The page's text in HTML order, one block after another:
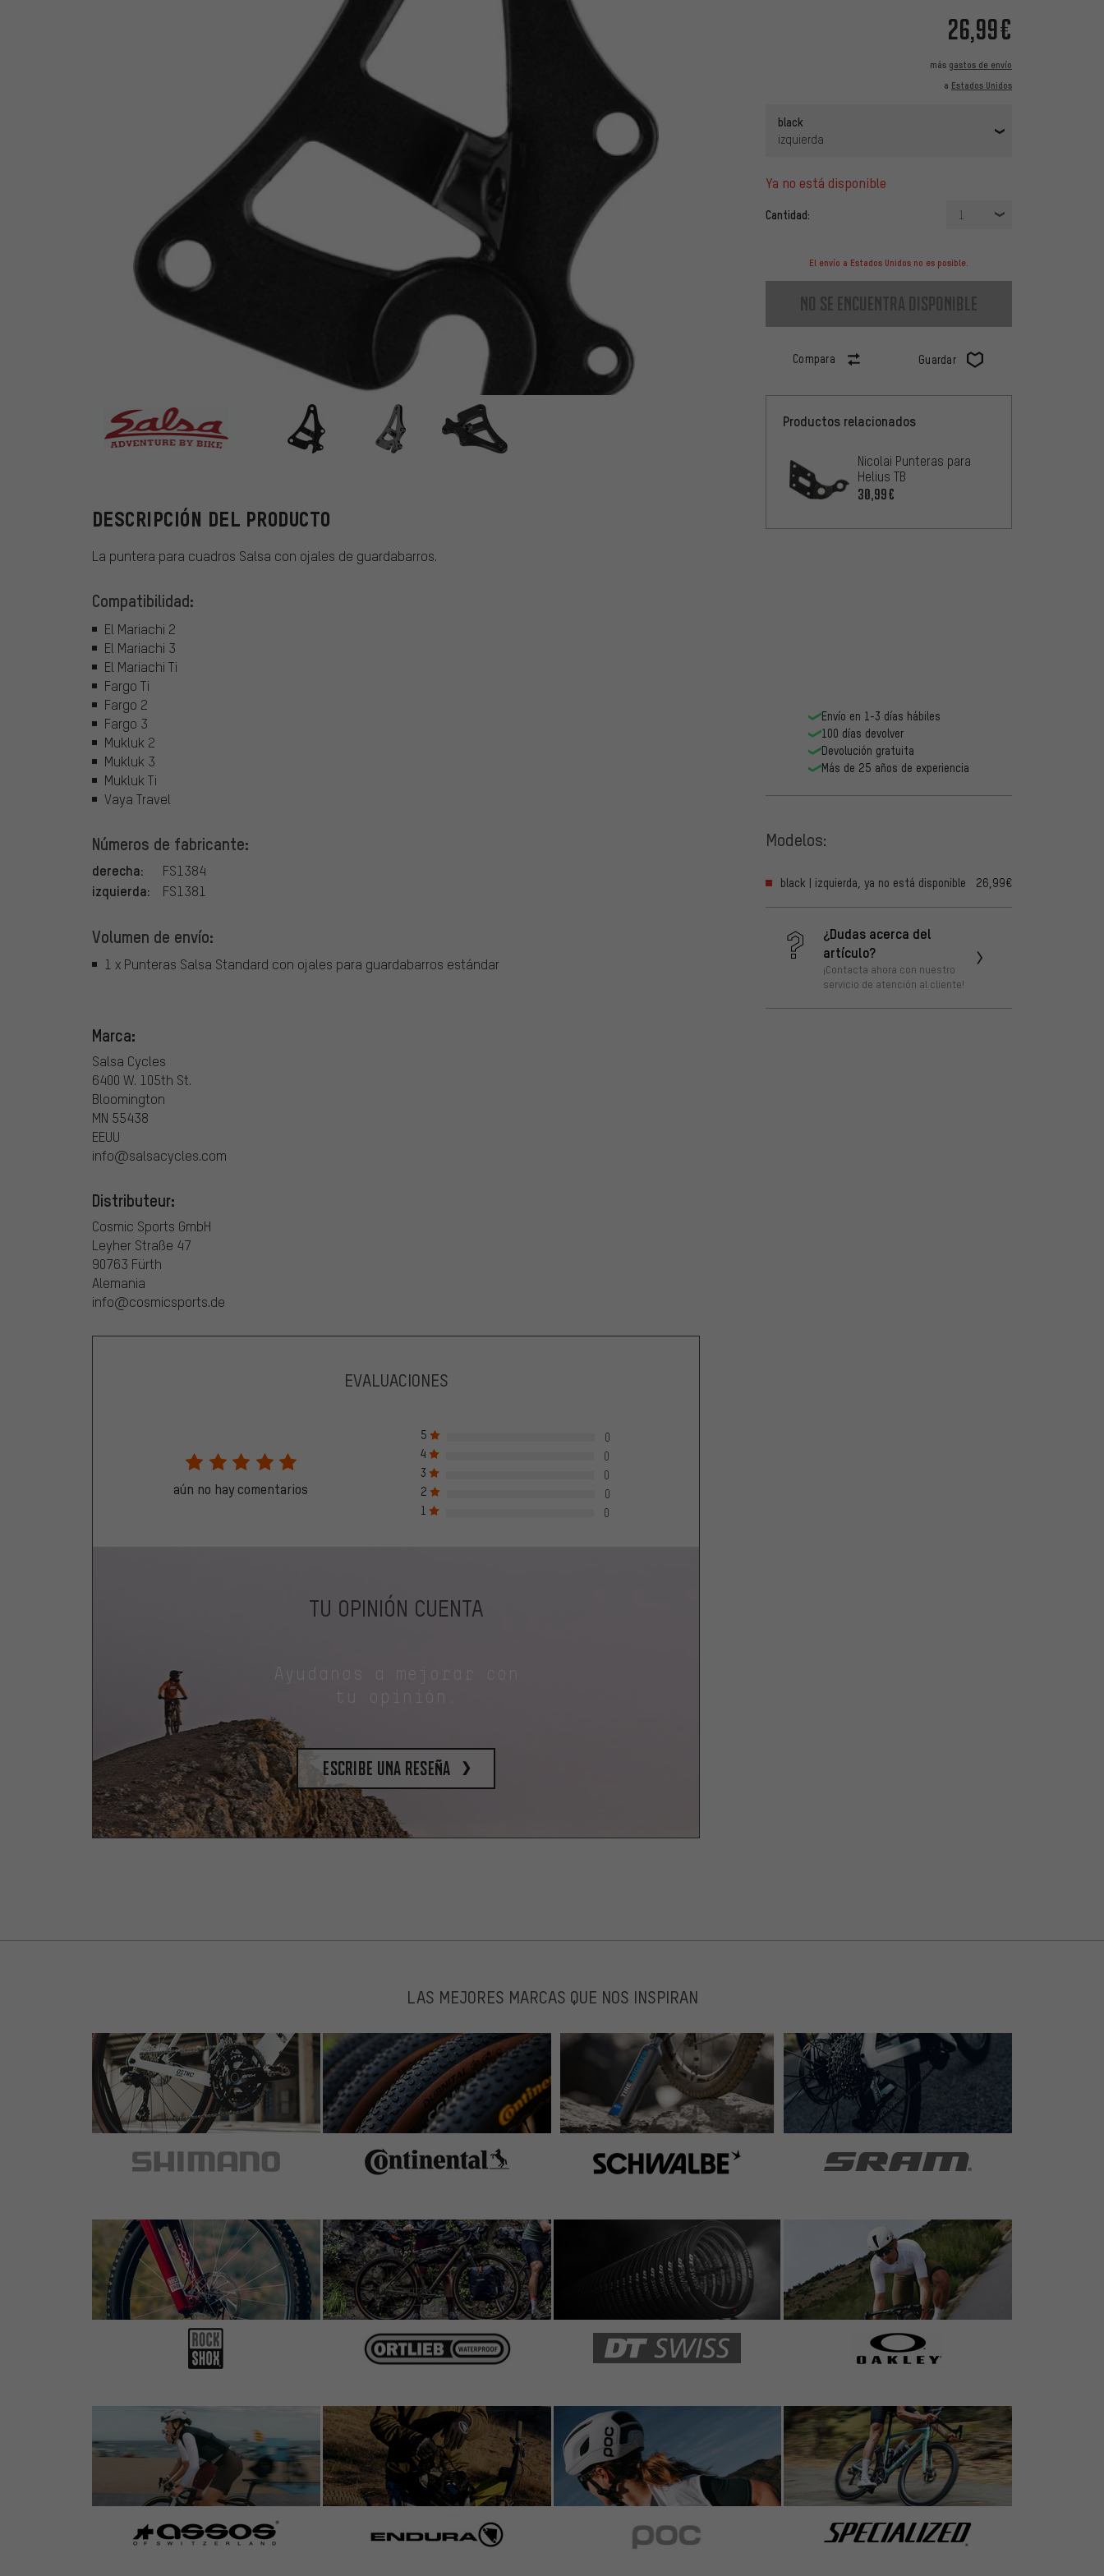
26,99€
más gastos de envío
a Estados Unidos
black
izquierda
ya no está disponible
Cantidad: 1
El envío a Estados Unidos no es posible.
no se encuentra disponible
Compara Guardar
DESCRIPCIÓN DEL PRODUCTO
La puntera para cuadros Salsa con ojales de guardabarros.
Compatibilidad:
El Mariachi 2
El Mariachi 3
El Mariachi Ti
Fargo Ti
Fargo 2
Fargo 3
Mukluk 2
Mukluk 3
Mukluk Ti
Vaya Travel
Números de fabricante:
derecha: FS1384
izquierda: FS1381
Volumen de envío:
1 x Punteras Salsa Standard con ojales para guardabarros estándar
Marca:
Salsa Cycles
6400 W. 105th St.
Bloomington
MN 55438
EEUU
info@salsacycles.com
Distributeur:
Cosmic Sports GmbH
Leyher Straße 47
90763 Fürth
Alemania
info@cosmicsports.de
Productos relacionados
Nicolai Punteras para
Helius TB
30,99€
Envío en 1-3 días hábiles
100 días devolver
Devolución gratuita
Más de 25 años de experiencia
Modelos:
black | izquierda, ya no está disponible 26,99€
¿Dudas acerca del
artículo?
¡Contacta ahora con nuestro
servicio de atención al cliente!
EVALUACIONES
aún no hay comentarios
5
0
4
0
3
0
2
0
1
0
TU OPINIÓN CUENTA
tu opinión.
escribe una reseña
LAS MEJORES MARCAS QUE NOS INSPIRAN